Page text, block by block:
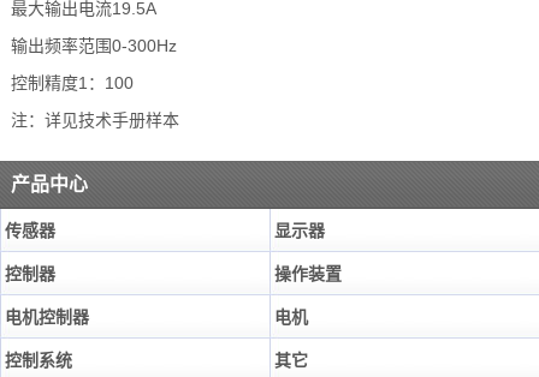
最大输出电流19.5A
输出频率范围0-300Hz
控制精度1：100
注：详见技术手册样本
产品中心
传感器 显示器
控制器 操作装置
电机控制器 电机
控制系统 其它